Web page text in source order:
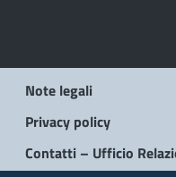
Note legali
Privacy policy
Contatti – Ufficio